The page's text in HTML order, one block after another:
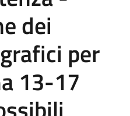
dei
per
13-17